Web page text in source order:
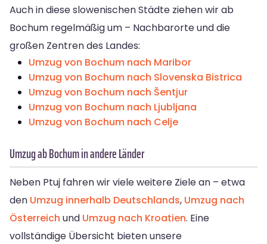
Auch in diese slowenischen Städte ziehen wir ab
Bochum regelmäßig um – Nachbarorte und die
großen Zentren des Landes:
Umzug von Bochum nach Maribor
Umzug von Bochum nach Slovenska Bistrica
Umzug von Bochum nach Šentjur
Umzug von Bochum nach Ljubljana
Umzug von Bochum nach Celje
Umzug ab Bochum in andere Länder
Neben Ptuj fahren wir viele weitere Ziele an – etwa
den Umzug innerhalb Deutschlands, Umzug nach
Österreich und Umzug nach Kroatien. Eine
vollständige Übersicht bieten unsere